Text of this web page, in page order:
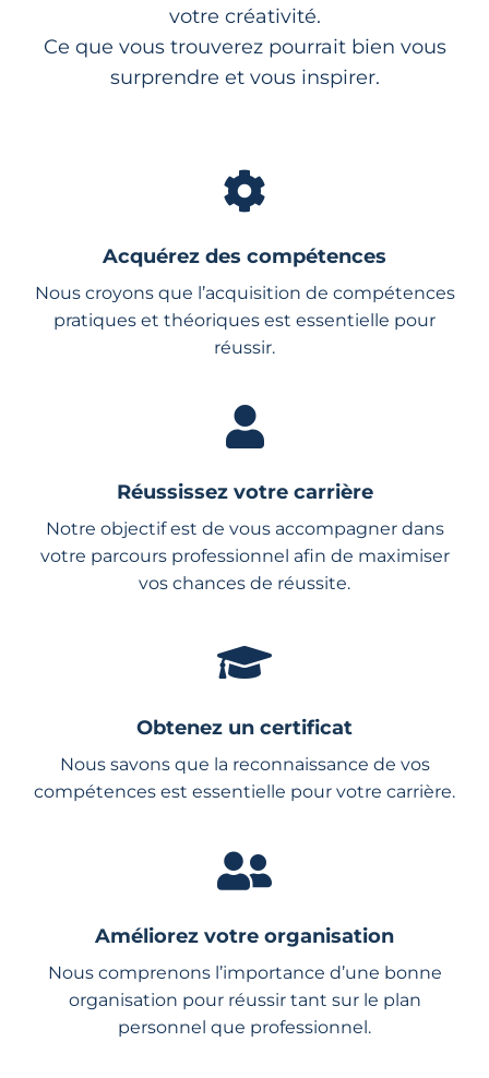
votre créativité.
Ce que vous trouverez pourrait bien vous
surprendre et vous inspirer.
Acquérez des compétences
Nous croyons que l’acquisition de compétences
pratiques et théoriques est essentielle pour
réussir.
Réussissez votre carrière
Notre objectif est de vous accompagner dans
votre parcours professionnel afin de maximiser
vos chances de réussite.
Obtenez un certificat
Nous savons que la reconnaissance de vos
compétences est essentielle pour votre carrière.
Améliorez votre organisation
Nous comprenons l’importance d’une bonne
organisation pour réussir tant sur le plan
personnel que professionnel.